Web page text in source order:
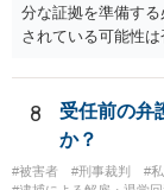
みてください。
分な証拠を準備す
されている可能性
いのではないかと
護人とご相談くだ
8
受任前の弁
か？
#被害者 #刑事裁判 #